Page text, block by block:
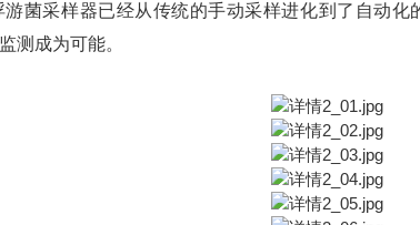
菌采样器已经从传统的手动采样进化到了自动
测成为可能。